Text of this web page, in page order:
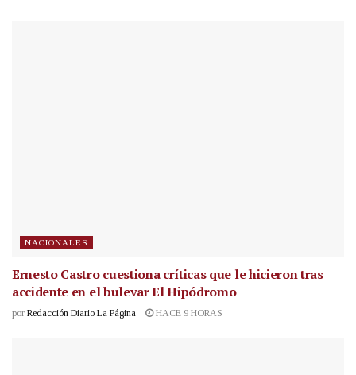
NACIONALES
Ernesto Castro cuestiona críticas que le hicieron tras
accidente en el bulevar El Hipódromo
por Redacción Diario La Página HACE 9 HORAS